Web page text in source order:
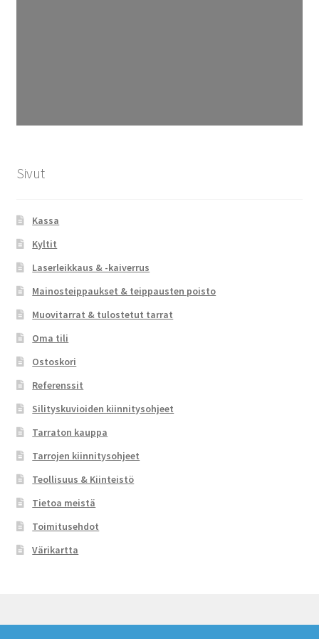
Sivut
Kassa
Kyltit
Laserleikkaus & -kaiverrus
Mainosteippaukset & teippausten poisto
Muovitarrat & tulostetut tarrat
Oma tili
Ostoskori
Referenssit
Silityskuvioiden kiinnitysohjeet
Tarraton kauppa
Tarrojen kiinnitysohjeet
Teollisuus & Kiinteistö
Tietoa meistä
Toimitusehdot
Värikartta